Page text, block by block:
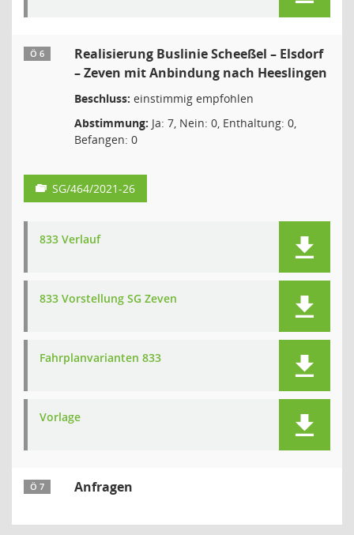
Ö 6
Realisierung Buslinie Scheeßel – Elsdorf
– Zeven mit Anbindung nach Heeslingen
Beschluss: einstimmig empfohlen
Abstimmung: Ja: 7, Nein: 0, Enthaltung: 0,
Befangen: 0
SG/464/2021-26
833 Verlauf
833 Vorstellung SG Zeven
Fahrplanvarianten 833
Vorlage
Ö 7 Anfragen